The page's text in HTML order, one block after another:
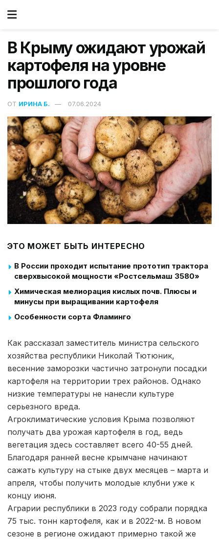
В Крыму ожидают урожай
картофеля на уровне
прошлого года
ОТ ИРИНА Б. 07.06.2024
ЭТО МОЖЕТ БЫТЬ ИНТЕРЕСНО
В России проходит испытание прототип трактора
сверхвысокой мощности «Ростсельмаш 3580»
Химическая мелиорация кислых почв. Плюсы и
минусы при выращивании картофеля
Особенности сорта Фламинго
Как рассказал заместитель министра сельского
хозяйства республики Николай Тютюник,
весенние заморозки частично затронули посадки
картофеля на территории трех районов. Однако
низкие температуры не нанесли культуре
серьезного вреда.
Агроклиматические условия Крыма позволяют
получать два урожая картофеля в год, ведь
вегетация здесь составляет всего 40-55 дней.
Благодаря ранней весне крымчане начинают
сажать культуру на стыке двух месяцев – марта и
апреля, чтобы получить молодые клубни уже к
концу июня.
Аграрии республики в 2023 году собрали порядка
75 тыс. тонн картофеля, как и в 2022-м. В новом
сезоне в регионе ожидают примерно такой же